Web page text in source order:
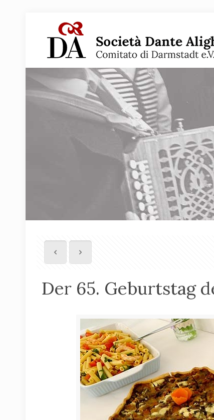
Der 65. Geburtstag